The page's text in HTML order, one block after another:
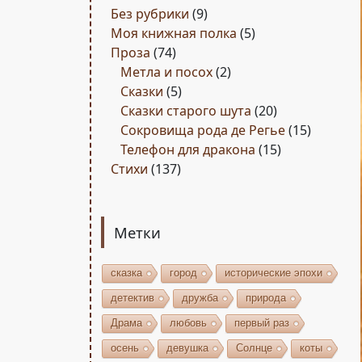
Без рубрики (9)
Моя книжная полка (5)
Проза (74)
Метла и посох(2)
Сказки (5)
Сказки старого шута (20)
Сокровища рода де Регье(15)
Телефон для дракона (15)
Стихи (137)
Метки
сказка город исторические эпохи
детектив дружба природа
Драма любовь первый раз
осень девушка Солнце коты